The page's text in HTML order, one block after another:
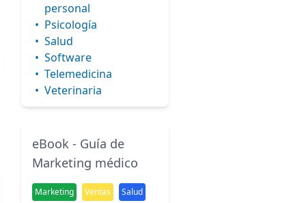
personal
• Psicología
• Salud
• Software
• Telemedicina
• Veterinaria
eBook - Guía de
Marketing médico
Marketing Ventas Salud